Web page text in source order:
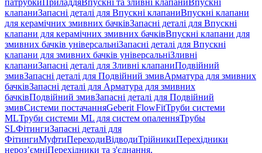
патрубкиПриладдяВпускні та зливні клапаниВпускні
клапаниЗапасні деталі для Впускні клапаниВпускні клапани
для керамічних змивних бачківЗапасні деталі для Впускні
клапани для керамічних змивних бачківВпускні клапани для
змивних бачків універсальніЗапасні деталі для Впускні
клапани для змивних бачків універсальніЗливні
клапаниЗапасні деталі для Зливні клапаниПодвійний
змивЗапасні деталі для Подвійний змивАрматура для змивних
бачкiвЗапасні деталі для Арматура для змивних
бачкiвПодвійний змивЗапасні деталі для Подвійний
змивСистеми постачанняGeberit FlowFitТруби системи
MLТруби системи ML для систем опаленняТрубы
SLФітингиЗапасні деталі для
ФітингиМуфтиПереходиВідводиТрійникиПерехідники
нероз’ємніПерехідники та з'єднання,